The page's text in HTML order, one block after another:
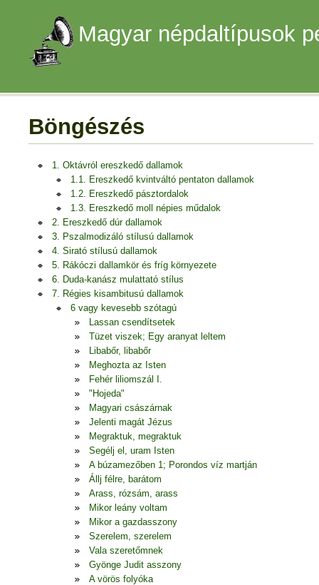
Magyar népdaltípusok
Böngészés
1. Oktávról ereszkedő dallamok
1.1. Ereszkedő kvintváltó pentaton dallamok
1.2. Ereszkedő pásztordalok
1.3. Ereszkedő moll népies műdalok
2. Ereszkedő dúr dallamok
3. Pszalmodizáló stílusú dallamok
4. Sirató stílusú dallamok
5. Rákóczi dallamkör és fríg környezete
6. Duda-kanász mulattató stílus
7. Régies kisambitusú dallamok
6 vagy kevesebb szótagú
Lassan csendítsetek
Tüzet viszek; Egy aranyat leltem
Libabőr, libabőr
Meghozta az Isten
Fehér liliomszál I.
"Hojeda"
Magyari császárnak
Jelenti magát Jézus
Megraktuk, megraktuk
Segélj el, uram Isten
A búzamezőben 1; Porondos víz martján
Állj félre, barátom
Arass, rózsám, arass
Mikor leány voltam
Mikor a gazdasszony
Szerelem, szerelem
Vala szeretőmnek
Gyönge Judit asszony
A vörös folyóka